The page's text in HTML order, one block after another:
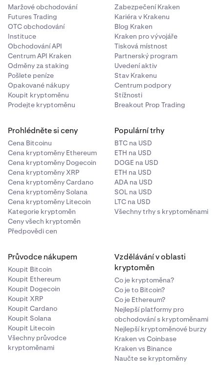
Maržové obchodování
Futures Trading
OTC obchodování
Instituce
Obchodování API
Centrum API Kraken
Odměny za staking
Pošlete peníze
Opakované nákupy
Koupit kryptoměnu
Prodejte kryptoměnu
Zabezpečení Kraken
Kariéra v Krakenu
Blog Kraken
Kraken pro vývojáře
Tisková místnost
Partnerský program
Uvedení aktiv
Stav Krakenu
Centrum podpory
Stížnosti
Breakout Prop Trading
Prohlédněte si ceny
Cena Bitcoinu
Cena kryptoměny Ethereum
Cena kryptoměny Dogecoin
Cena kryptoměny XRP
Cena kryptoměny Cardano
Cena kryptoměny Solana
Cena kryptoměny Litecoin
Kategorie kryptoměn
Ceny všech kryptoměn
Předpovědi cen
Populární trhy
BTC na USD
ETH na USD
DOGE na USD
ETH na USD
ADA na USD
SOL na USD
LTC na USD
Všechny trhy s kryptoměnami
Průvodce nákupem
Koupit Bitcoin
Koupit Ethereum
Koupit Dogecoin
Koupit XRP
Koupit Cardano
Koupit Solana
Koupit Litecoin
Všechny průvodce
kryptoměnami
Vzdělávání v oblasti
kryptoměn
Co je kryptoměna?
Co je to Bitcoin?
Co je Ethereum?
Nejlepší platformy pro
obchodování s kryptoměnami
Nejlepší kryptoměnové burzy
Kraken vs Coinbase
Kraken vs Binance
Naučte se kryptoměny